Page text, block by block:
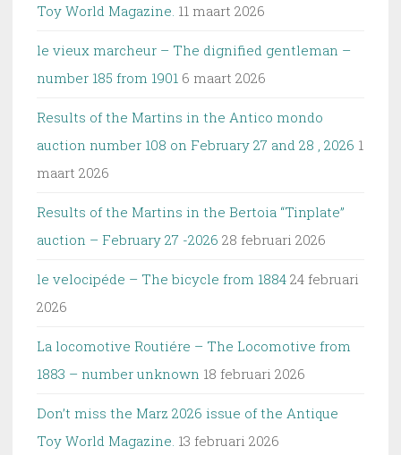
Toy World Magazine. 11 maart 2026
le vieux marcheur – The dignified gentleman –
number 185 from 1901 6 maart 2026
Results of the Martins in the Antico mondo
auction number 108 on February 27 and 28 , 2026 1
maart 2026
Results of the Martins in the Bertoia “Tinplate”
auction – February 27 -2026 28 februari 2026
le velocipéde – The bicycle from 1884 24 februari
2026
La locomotive Routiére – The Locomotive from
1883 – number unknown 18 februari 2026
Don’t miss the Marz 2026 issue of the Antique
Toy World Magazine. 13 februari 2026